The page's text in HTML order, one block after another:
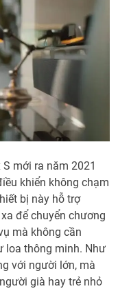
mới ra năm 2021
khiển không chạm
bị này hỗ trợ
để chuyển chương
mà không cần
loa thông minh. Như
với người lớn, mà
già hay trẻ nhỏ